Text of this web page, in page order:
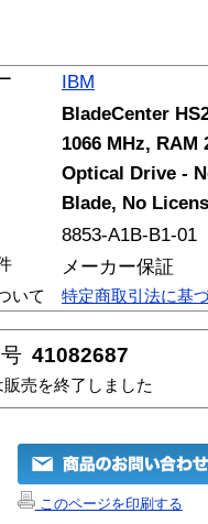
IBM
BladeCenter
1066 MHz,
Optical Drive -
Blade, No
8853-A1B-B1-01
メーカー保証
いて 特定商取引法に基
41082687
売を終了しました
このページを印刷する